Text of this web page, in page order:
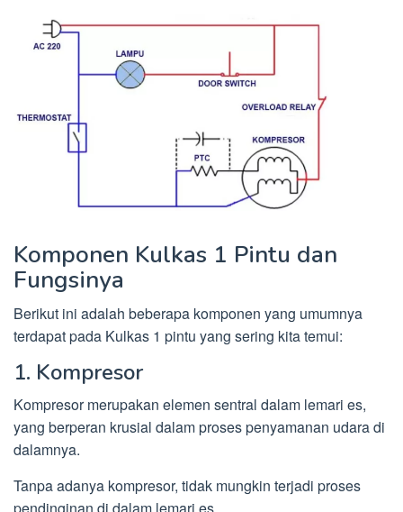
Komponen Kulkas 1 Pintu dan
Fungsinya
Berikut ini adalah beberapa komponen yang umumnya
terdapat pada Kulkas 1 pintu yang sering kita temui:
1. Kompresor
Kompresor merupakan elemen sentral dalam lemari es,
yang berperan krusial dalam proses penyamanan udara di
dalamnya.
Tanpa adanya kompresor, tidak mungkin terjadi proses